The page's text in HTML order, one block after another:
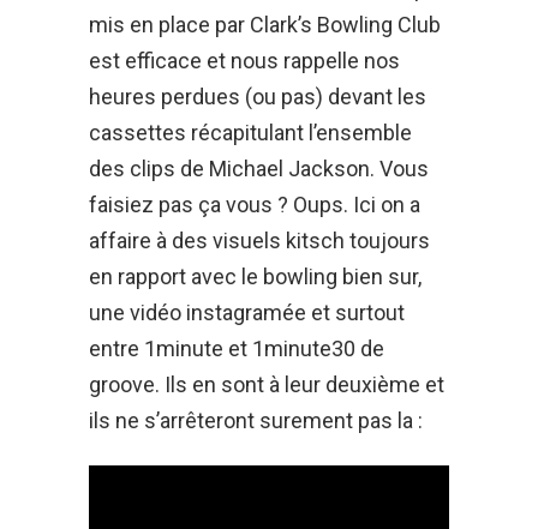
mis en place par Clark’s Bowling Club
est efficace et nous rappelle nos
heures perdues (ou pas) devant les
cassettes récapitulant l’ensemble
des clips de Michael Jackson. Vous
faisiez pas ça vous ? Oups. Ici on a
affaire à des visuels kitsch toujours
en rapport avec le bowling bien sur,
une vidéo instagramée et surtout
entre 1minute et 1minute30 de
groove. Ils en sont à leur deuxième et
ils ne s’arrêteront surement pas la :